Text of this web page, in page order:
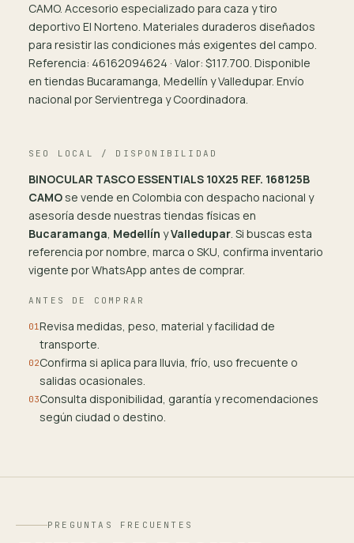
CAMO. Accesorio especializado para caza y tiro
deportivo El Norteno. Materiales duraderos diseñados
para resistir las condiciones más exigentes del campo.
Referencia: 46162094624 · Valor: $117.700. Disponible
en tiendas Bucaramanga, Medellín y Valledupar. Envío
nacional por Servientrega y Coordinadora.
SEO LOCAL / DISPONIBILIDAD
BINOCULAR TASCO ESSENTIALS 10X25 REF. 168125B
CAMO se vende en Colombia con despacho nacional y
asesoría desde nuestras tiendas físicas en
Bucaramanga, Medellín yValledupar. Si buscas esta
referencia por nombre, marca o SKU, confirma inventario
vigente por WhatsApp antes de comprar.
ANTES DE COMPRAR
01Revisa medidas, peso, material y facilidad de
transporte.
02Confirma si aplica para lluvia, frío, uso frecuente o
salidas ocasionales.
03Consulta disponibilidad, garantía y recomendaciones
según ciudad o destino.
PREGUNTAS FRECUENTES